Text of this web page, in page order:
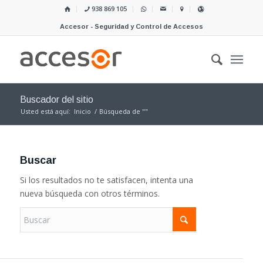
938 869 105
Accesor - Seguridad y Control de Accesos
Buscador del sitio
Usted está aquí: Inicio / Búsqueda de ""
Buscar
Si los resultados no te satisfacen, intenta una
nueva búsqueda con otros términos.